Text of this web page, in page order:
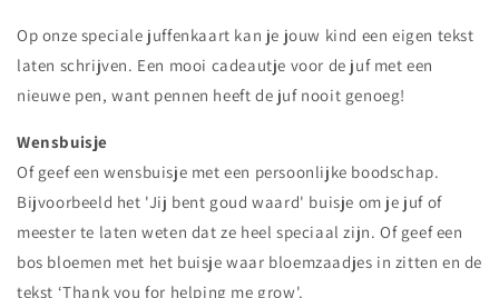
Op onze speciale juffenkaart kan je jouw kind een eigen tekst
laten schrijven. Een mooi cadeautje voor de juf met een
nieuwe pen, want pennen heeft de juf nooit genoeg!
Wensbuisje
Of geef een wensbuisje met een persoonlijke boodschap.
Bijvoorbeeld het 'Jij bent goud waard' buisje om je juf of
meester te laten weten dat ze heel speciaal zijn. Of geef een
bos bloemen met het buisje waar bloemzaadjes in zitten en de
tekst ‘Thank you for helping me grow'.